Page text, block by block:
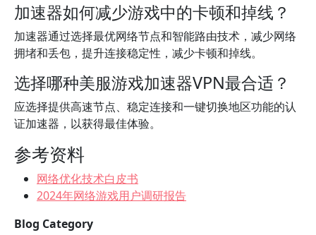
加速器如何减少游戏中的卡顿和掉线？
加速器通过选择最优网络节点和智能路由技术，减少网络
拥堵和丢包，提升连接稳定性，减少卡顿和掉线。
选择哪种美服游戏加速器VPN最合适？
应选择提供高速节点、稳定连接和一键切换地区功能的认
证加速器，以获得最佳体验。
参考资料
网络优化技术白皮书
2024年网络游戏用户调研报告
Blog Category